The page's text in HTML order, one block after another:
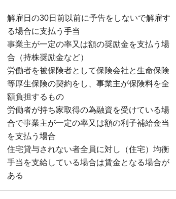
解雇日の30日前以前に予告をしないで解雇す
る場合に支払う手当
事業主が一定の率又は額の奨励金を支払う場
合（持株奨励金など）
労働者を被保険者として保険会社と生命保険
等厚生保険の契約をし、事業主が保険料を全
額負担するもの
労働者が持ち家取得の為融資を受けている場
合で事業主が一定の率又は額の利子補給金当
を支払う場合
住宅貸与されない者全員に対し（住宅）均衡
手当を支給している場合は賃金となる場合が
ある